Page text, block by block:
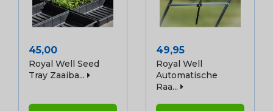
Prijs
45,00
Royal Well Seed
Tray Zaaiba...
Prijs
49,95
Royal Well
Automatische
Raa...